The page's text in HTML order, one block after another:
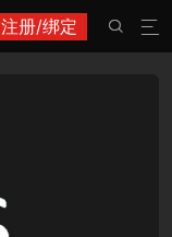
注册/绑定 
